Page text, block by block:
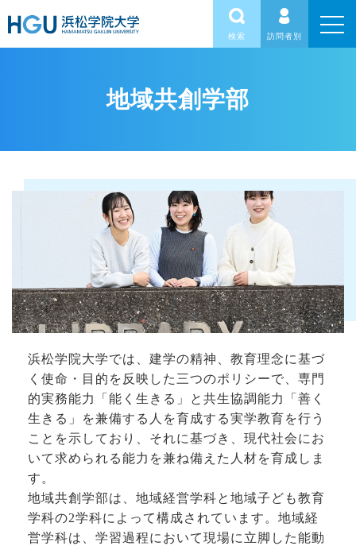
検索 訪問者別
地域共創学部
浜松学院大学では、建学の精神、教育理念に基づ
く使命・目的を反映した三つのポリシーで、専門
的実務能力「能く生きる」と共生協調能力「善く
生きる」を兼備する人を育成する実学教育を行う
ことを示しており、それに基づき、現代社会にお
いて求められる能力を兼ね備えた人材を育成しま
す。
地域共創学部は、地域経営学科と地域子ども教育
学科の2学科によって構成されています。地域経
営学科は、学習過程において現場に立脚した能動